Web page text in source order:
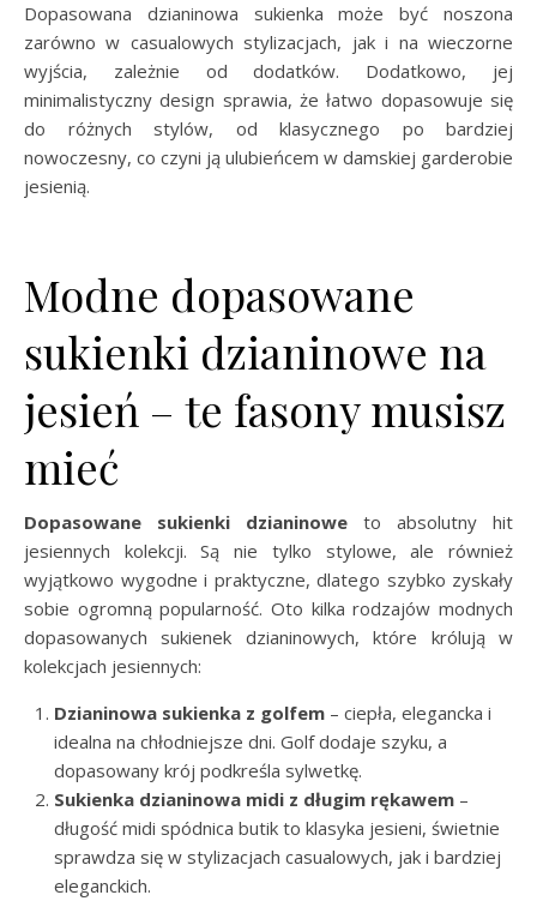
Dopasowana dzianinowa sukienka może być noszona
zarówno w casualowych stylizacjach, jak i na wieczorne
wyjścia, zależnie od dodatków. Dodatkowo, jej
minimalistyczny design sprawia, że łatwo dopasowuje się
do różnych stylów, od klasycznego po bardziej
nowoczesny, co czyni ją ulubieńcem w damskiej garderobie
jesienią.
Modne dopasowane
sukienki dzianinowe na
jesień – te fasony musisz
mieć
Dopasowane sukienki dzianinowe to absolutny hit
jesiennych kolekcji. Są nie tylko stylowe, ale również
wyjątkowo wygodne i praktyczne, dlatego szybko zyskały
sobie ogromną popularność. Oto kilka rodzajów modnych
dopasowanych sukienek dzianinowych, które królują w
kolekcjach jesiennych:
Dzianinowa sukienka z golfem – ciepła, elegancka i
idealna na chłodniejsze dni. Golf dodaje szyku, a
dopasowany krój podkreśla sylwetkę.
Sukienka dzianinowa midi z długim rękawem –
długość midi spódnica butik to klasyka jesieni, świetnie
sprawdza się w stylizacjach casualowych, jak i bardziej
eleganckich.